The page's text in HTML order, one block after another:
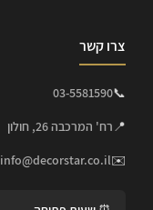
צרו קשר
📞
03-5581590
📍רח' המרכבה 26, חולון
✉️
info@decorstar.co.il